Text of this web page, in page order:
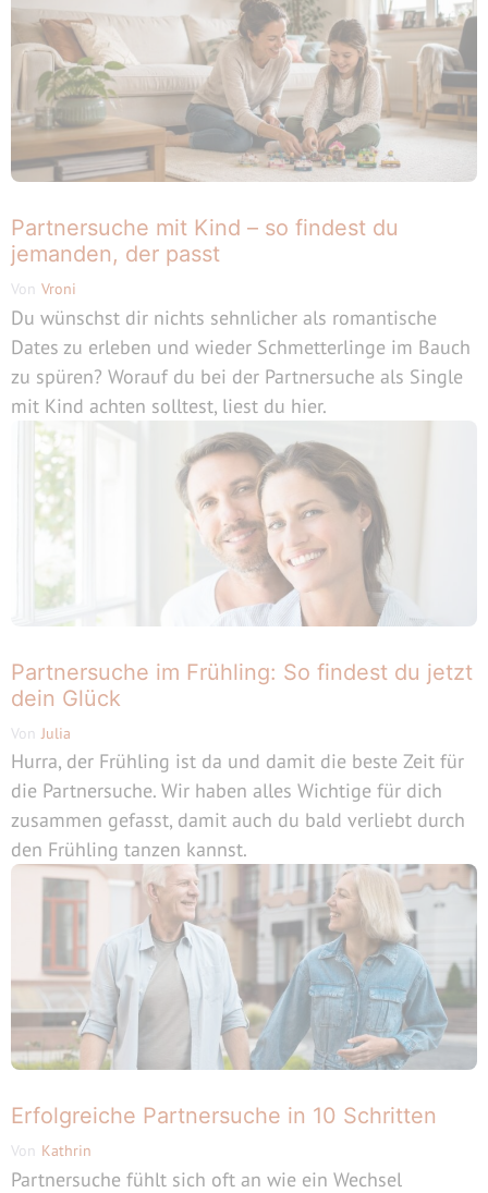
Partnersuche mit Kind – so findest du
jemanden, der passt
Von Vroni
Du wünschst dir nichts sehnlicher als romantische
Dates zu erleben und wieder Schmetterlinge im Bauch
zu spüren? Worauf du bei der Partnersuche als Single
mit Kind achten solltest, liest du hier.
Partnersuche im Frühling: So findest du jetzt
dein Glück
Von Julia
Hurra, der Frühling ist da und damit die beste Zeit für
die Partnersuche. Wir haben alles Wichtige für dich
zusammen gefasst, damit auch du bald verliebt durch
den Frühling tanzen kannst.
Erfolgreiche Partnersuche in 10 Schritten
Von Kathrin
Partnersuche fühlt sich oft an wie ein Wechsel